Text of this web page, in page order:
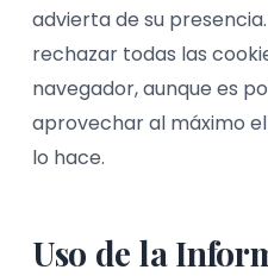
advierta de su
rechazar todas las
navegador, aunque es
aprovechar al máximo
lo hace.
Uso de la